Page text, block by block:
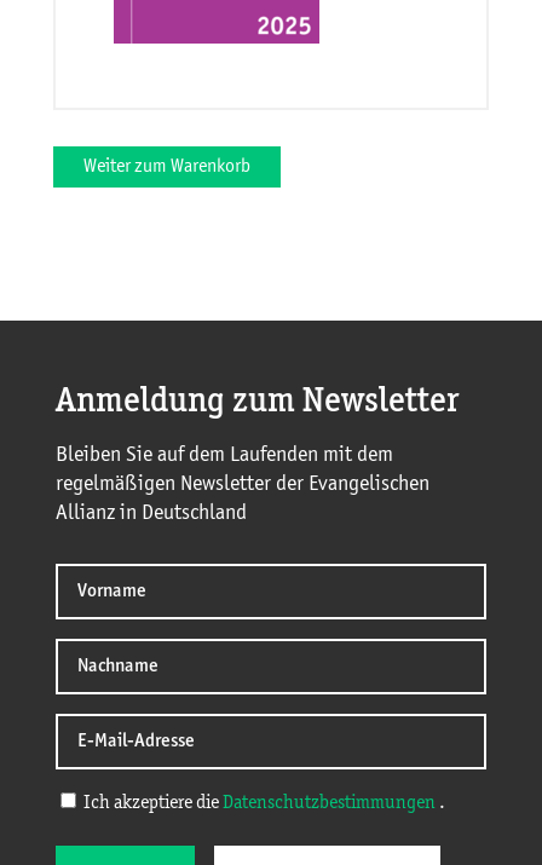
Weiter zum Warenkorb
Anmeldung zum Newsletter
Bleiben Sie auf dem Laufenden mit dem
regelmäßigen Newsletter der Evangelischen
Allianz in Deutschland
Ich akzeptiere die Datenschutzbestimmungen .